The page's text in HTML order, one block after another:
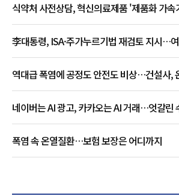
식약처 사전상담, 혁신의료제품 '제품화 가
李대통령, ISA·주가누르기법 재검토 지시…
역대급 폭염에 공정도 안전도 비상…건설사,
네이버는 AI 광고, 카카오는 AI 거래…엇갈린
폭염 속 온열질환…보험 보장은 어디까지